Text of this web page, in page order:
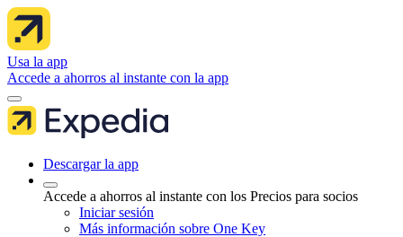
Usa la app
Accede a ahorros al instante con la app
Descargar la app
Accede a ahorros al instante con los Precios para socios
Iniciar sesión
Más información sobre One Key